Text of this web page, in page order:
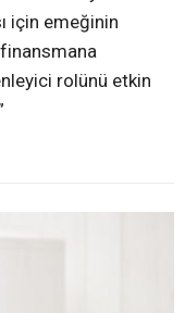
için emeğinin
finansmana
rolünü etkin